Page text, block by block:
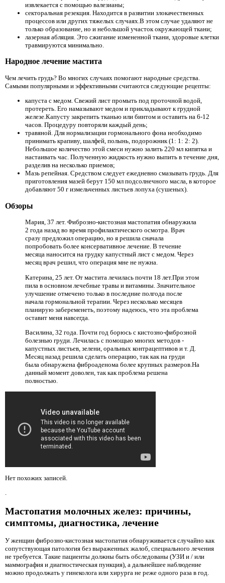
извлекается с помощью валезианы;
секторальная резекция. Находится в развитии злокачественных
процессов или других тяжелых случаях.В этом случае удаляют не
только образование, но и небольшой участок окружающей ткани;
лазерная абляция. Это сжигание измененной ткани, здоровые клетки
травмируются минимально.
Народное лечение мастита
Чем лечить грудь? Во многих случаях помогают народные средства.
Самыми популярными и эффективными считаются следующие рецепты:
капуста с медом. Свежий лист промыть под проточной водой,
протереть. Его намазывают медом и прикладывают к грудной
железе.Капусту закрепить тканью или бинтом и оставить на 6-12
часов. Процедуру повторяли каждый день;
травяной. Для нормализации гормонального фона необходимо
принимать крапиву, шалфей, полынь, подорожник (1: 1: 2: 2).
Небольшое количество этой смеси нужно залить 220 мл кипятка и
настаивать час. Полученную жидкость нужно выпить в течение дня,
разделив на несколько приемов;
Мазь репейная. Средством следует ежедневно смазывать грудь. Для
приготовления мазей берут 150 мл подсолнечного масла, в которое
добавляют 50 г измельченных листьев лопуха (сушеных).
Обзоры
Мария, 37 лет. Фиброзно-кистозная мастопатия обнаружила
2 года назад во время профилактического осмотра. Врач
сразу предложил операцию, но я решила сначала
попробовать более консервативное лечение. В течение
месяца наносится на грудку капустный лист с медом. Через
месяц врач решил, что операция мне не нужна.
Катерина, 25 лет. От мастита лечилась почти 18 лет.При этом
пила в основном лечебные травы и витамины. Значительное
улучшение отмечено только в последние полгода после
начала гормональной терапии. Через несколько месяцев
планирую забеременеть, поэтому надеюсь, что эта проблема
оставит меня навсегда.
Василина, 32 года. Почти год борюсь с кистозно-фиброзной
болезнью груди. Лечилась с помощью многих методов -
капустных листьев, зелени, оральных контрацептивов и т. Д.
Месяц назад решила сделать операцию, так как на груди
была обнаружена фиброаденома более крупных размеров.На
данный момент доволен, так как проблема решена
полностью.
Нет похожих записей.
.
Мастопатия молочных желез: причины,
симптомы, диагностика, лечение
У женщин фиброзно-кистозная мастопатия обнаруживается случайно как
сопутствующая патология без выраженных жалоб, специального лечения
не требуется. Такие пациенты должны быть обследованы (УЗИ и / или
маммография и диагностическая пункция), а дальнейшее наблюдение
можно продолжать у гинеколога или хирурга не реже одного раза в год.